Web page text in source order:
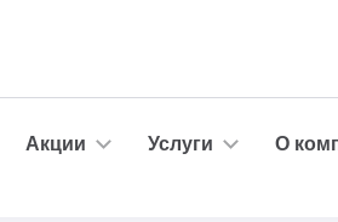
Акции Услуги
О